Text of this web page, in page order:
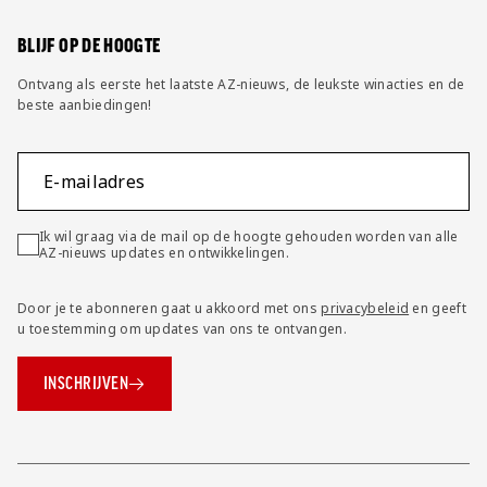
BLIJF OP DE HOOGTE
Ontvang als eerste het laatste AZ-nieuws, de leukste winacties en de
beste aanbiedingen!
E-mailadres
Ik wil graag via de mail op de hoogte gehouden worden van alle
AZ-nieuws updates en ontwikkelingen.
Door je te abonneren gaat u akkoord met onsprivacybeleid en geeft
u toestemming om updates van ons te ontvangen.
INSCHRIJVEN